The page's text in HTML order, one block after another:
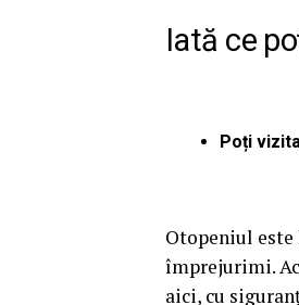
Iată ce
Poți
Otopeniul
împrejurimi.
aici, cu